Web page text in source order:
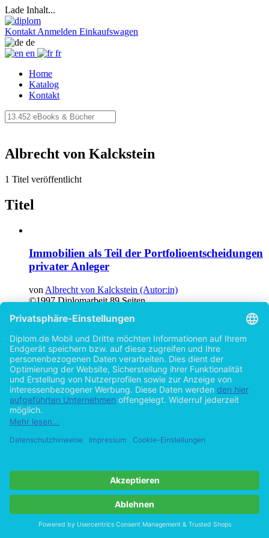
Lade Inhalt...
Kontakt Anmelden Einkaufswagen
de
en
fr
Home
Katalog
Kontakt
Albrecht von Kalckstein
1 Titel veröffentlicht
Titel
Immobilien als Teil der Portfolioentscheidungen
privater Anleger
von Albrecht von Kalckstein (Autor:in)
©1997 Diplomarbeit 89 Seiten
Hilfe/FAQ
Datenschutz
AGB
Vertrag widerrufen
Zur Desktop-Version
Copyright ©Imprint in der Bedey & Thoms Media GmbH powered
byOpen Publishing
Cookie-Einstellungen